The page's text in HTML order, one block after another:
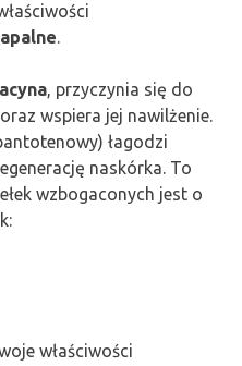
.
, przyczynia się do
wspiera jej nawilżenie.
łagodzi
naskórka. To
wzbogaconych jest o
właściwości